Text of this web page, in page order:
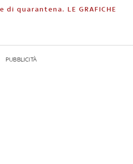
di quarantena. LE GRAFICHE
PUBBLICITÀ